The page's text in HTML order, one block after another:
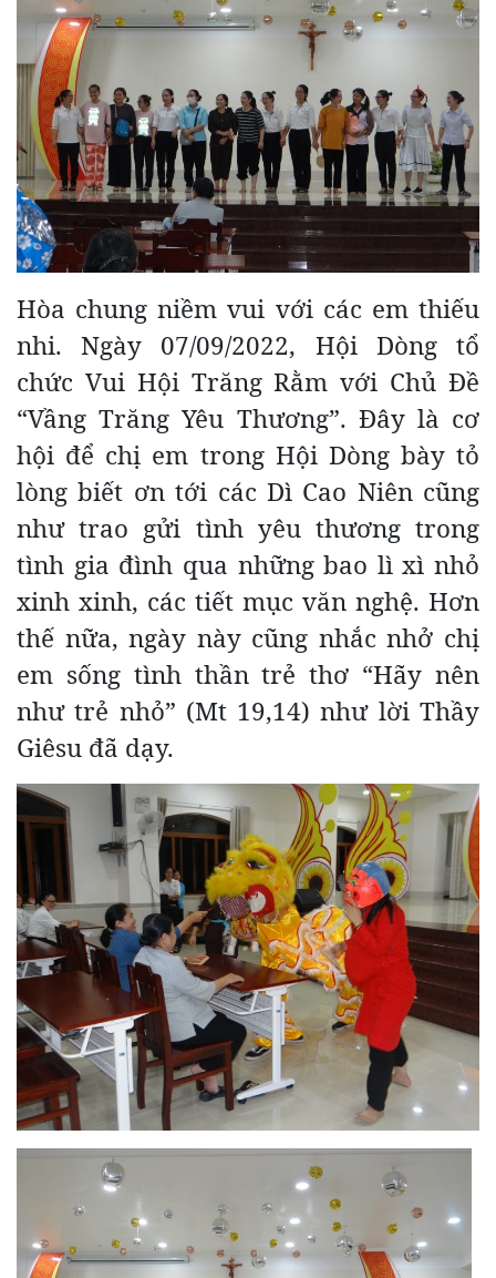
Hòa chung niềm vui với các em thiếu
nhi. Ngày 07/09/2022, Hội Dòng tổ
chức Vui Hội Trăng Rằm với Chủ Đề
“Vầng Trăng Yêu Thương”. Đây là cơ
hội để chị em trong Hội Dòng bày tỏ
lòng biết ơn tới các Dì Cao Niên cũng
như trao gửi tình yêu thương trong
tình gia đình qua những bao lì xì nhỏ
xinh xinh, các tiết mục văn nghệ. Hơn
thế nữa, ngày này cũng nhắc nhở chị
em sống tình thần trẻ thơ “Hãy nên
như trẻ nhỏ” (Mt 19,14) như lời Thầy
Giêsu đã dạy.